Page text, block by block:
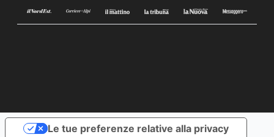
Le tue preferenze relative alla privacy